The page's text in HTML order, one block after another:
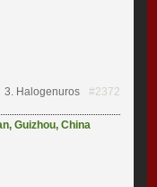
3. Halogenuros #2372
,Guizhou,China